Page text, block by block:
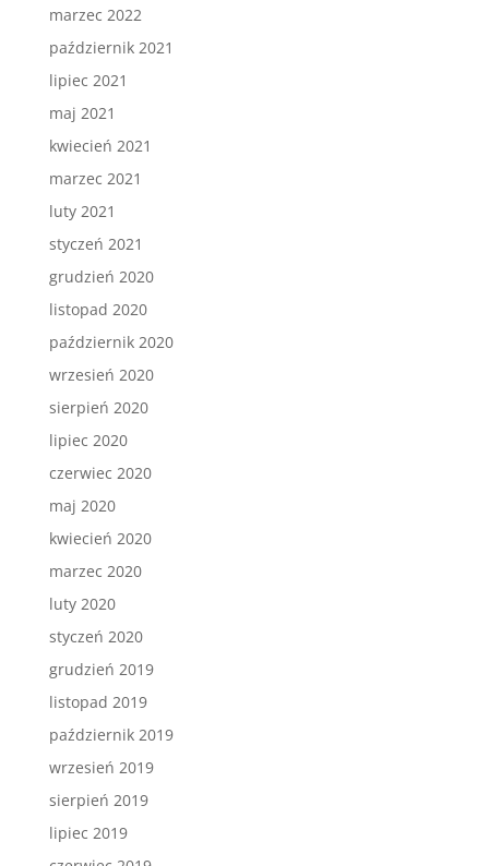
marzec 2022
październik 2021
lipiec 2021
maj 2021
kwiecień 2021
marzec 2021
luty 2021
styczeń 2021
grudzień 2020
listopad 2020
październik 2020
wrzesień 2020
sierpień 2020
lipiec 2020
czerwiec 2020
maj 2020
kwiecień 2020
marzec 2020
luty 2020
styczeń 2020
grudzień 2019
listopad 2019
październik 2019
wrzesień 2019
sierpień 2019
lipiec 2019